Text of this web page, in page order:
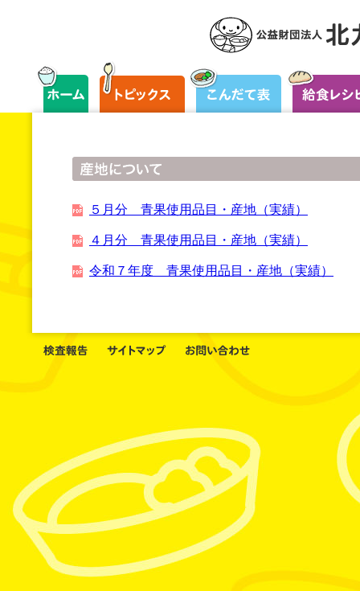
５月分 青果使用品目・産地（実績）
４月分 青果使用品目・産地（実績）
令和７年度 青果使用品目・産地（実績）